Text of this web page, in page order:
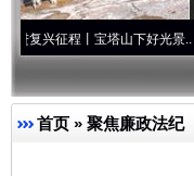
丨宝塔山下好光景..·[视频]因
首页 » 聚焦廉政法纪